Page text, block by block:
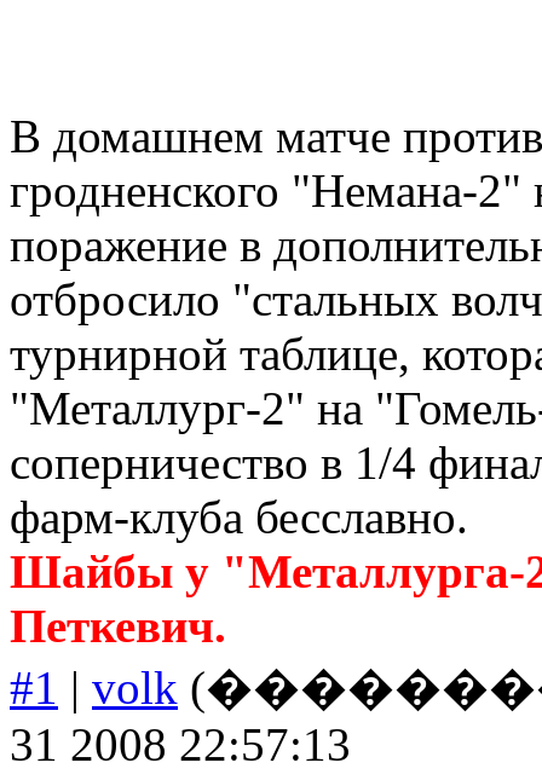
В домашнем матче
гродненского "Немана-2"
поражение в
отбросило "стальных
турнирной таблице,
"Металлург-2" на
соперничество в 1/4
фарм-клуба бесславно.
Шайбы у "Металлурга-
Петкевич.
#1 | volk
31 2008 22:57:13